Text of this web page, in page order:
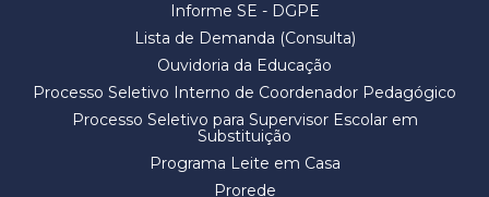
Informe SE - DGPE
Lista de Demanda (Consulta)
Ouvidoria da Educação
Processo Seletivo Interno de Coordenador Pedagógico
Processo Seletivo para Supervisor Escolar em
Substituição
Programa Leite em Casa
Prorede